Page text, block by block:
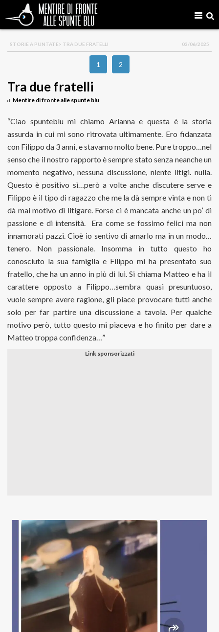
STORIE A PUNTATE> TRA DUE FRATELLI 03/06/2025
1 2
Tra due fratelli
di Mentire di fronte alle spunte blu
“Ciao spunteblu mi chiamo Arianna e questa è la storia
assurda in cui mi sono ritrovata ultimamente. Ero fidanzata
con Filippo da 3 anni, e stavamo molto bene. Pure troppo…nel
senso che il nostro rapporto è sempre stato senza neanche un
momento negativo, nessuna discussione, niente litigi. nulla.
Questo è positivo sì…però a volte anche discutere serve e
Filippo è il tipo di ragazzo che me la dà sempre vinta e non ti
dà mai motivo di litigare. Forse ci è mancata anche un po’ di
passione e di intensità. Era come se fossimo felici ma non
innamorati pazzi. Cioè io sentivo di amarlo ma in un modo…
tenero. Non passionale. Insomma in tutto questo ho
conosciuto la sua famiglia e Filippo mi ha presentato suo
fratello, che ha un anno in più di lui. Si chiama Matteo e ha il
carattere opposto a Filippo…sembra quasi presuntuoso,
vuole sempre avere ragione, gli piace provocare tutti anche
solo per far partire una discussione a tavola. Per qualche
motivo però, tutto questo mi piaceva e ho finito per dare a
Matteo troppa confidenza…”